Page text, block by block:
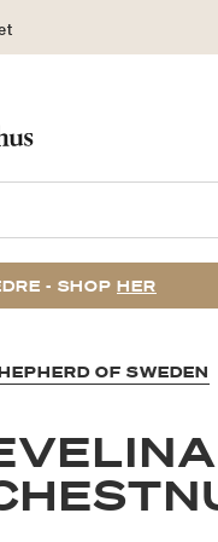
- SHOP HER
OF SWEDEN